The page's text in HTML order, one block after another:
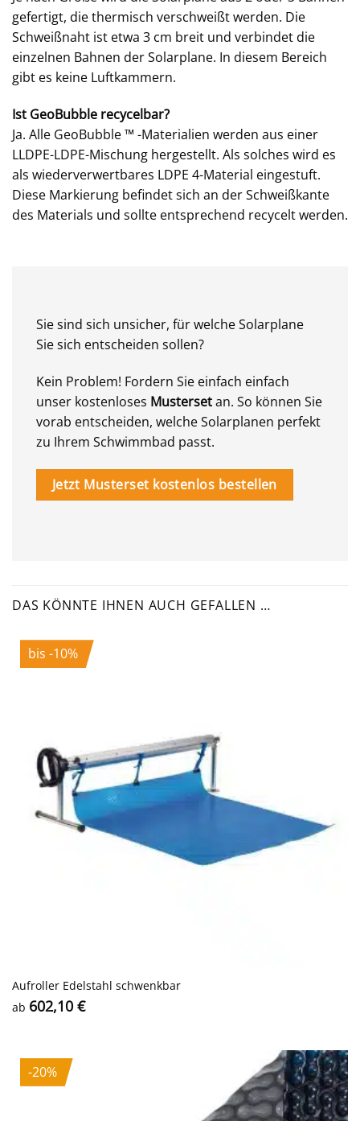
gefertigt, die thermisch verschweißt werden. Die
Schweißnaht ist etwa 3 cm breit und verbindet die
einzelnen Bahnen der Solarplane. In diesem Bereich
gibt es keine Luftkammern.
Ist GeoBubble recycelbar?
Ja. Alle GeoBubble ™ -Materialien werden aus einer
LLDPE-LDPE-Mischung hergestellt. Als solches wird es
als wiederverwertbares LDPE 4-Material eingestuft.
Diese Markierung befindet sich an der Schweißkante
des Materials und sollte entsprechend recycelt werden.
Sie sind sich unsicher, für welche Solarplane
Sie sich entscheiden sollen?
Kein Problem! Fordern Sie einfach einfach
unser kostenloses Mustersetan. So können Sie
vorab entscheiden, welche Solarplanen perfekt
zu Ihrem Schwimmbad passt.
Jetzt Musterset kostenlos bestellen
DAS KÖNNTE IHNEN AUCH GEFALLEN …
bis -10%
Aufroller Edelstahl schwenkbar
ab 602,10 €
-20%